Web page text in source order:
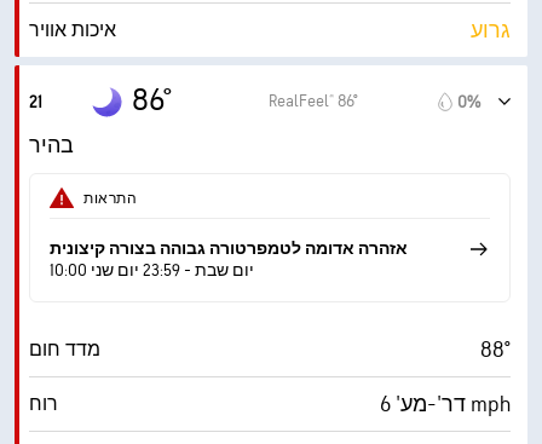
איכות אוויר גרוע
מדד UV מרבי
משב רוח
לחות
נקודת טל 63° F
כיסוי עננים 8%
ראות 10 מייל
21 86° RealFeel® 86° 0%
בהיר
התראות
אזהרה אדומה לטמפרטורה גבוהה בצורה קיצונית
10:00 יום שבת - 23:59 יום שני
מדד חום 88°
רוח דר'-מע' 6 mph